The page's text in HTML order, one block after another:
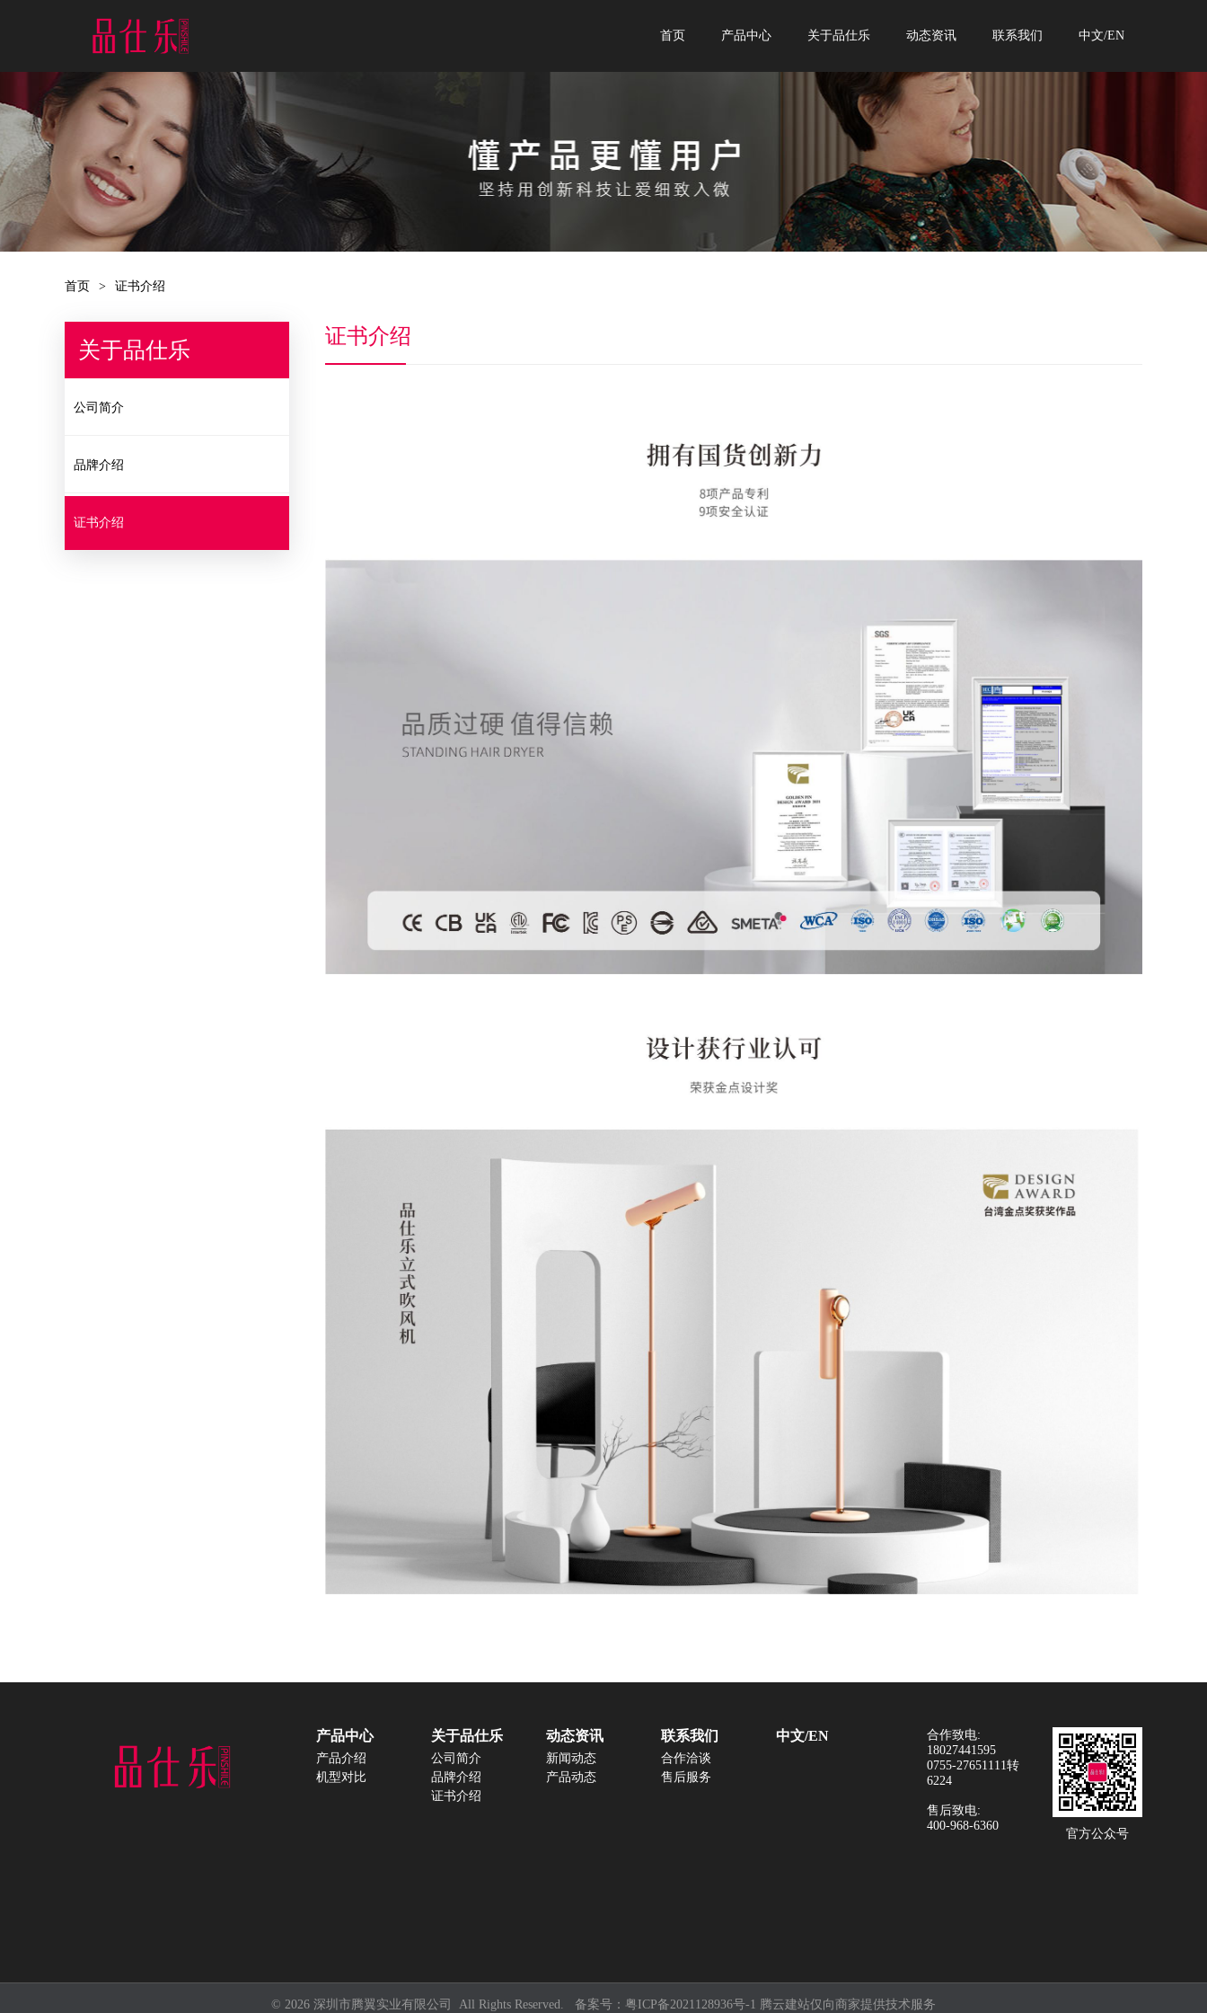
首页 产品中心 关于品仕乐 动态资讯 联系我们 中文/EN
首页 > 证书介绍
关于品仕乐
公司简介
品牌介绍
证书介绍
证书介绍
产品中心
产品介绍
机型对比
关于品仕乐
公司简介
品牌介绍
证书介绍
动态资讯
新闻动态
产品动态
联系我们
合作洽谈
售后服务
中文/EN
合作致电:
18027441595
0755-27651111转
6224
售后致电:
400-968-6360
官方公众号
© 2026 深圳市腾翼实业有限公司 All Rights Reserved. 备案号： 粤ICP备2021128936号-1 腾云建站仅向商家提供技术服务